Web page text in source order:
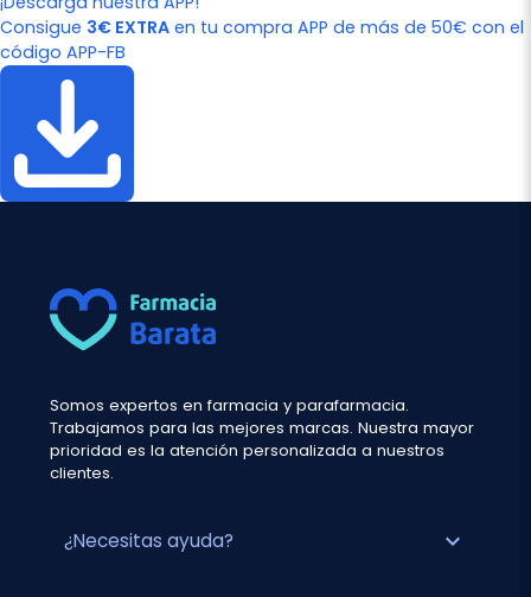
Consigue 3€ EXTRA en tu compra APP de más de 50€ con el
código APP-FB
Somos expertos en farmacia y parafarmacia.
Trabajamos para las mejores marcas. Nuestra mayor
prioridad es la atención personalizada a nuestros
clientes.
¿Necesitas ayuda? expand_more